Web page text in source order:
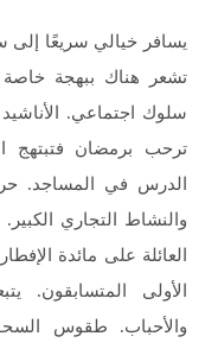
يسافر خيالي سريعًا إلى
تشعر هناك ببهجة
سلوك اجتماعي.
ترحب برمضان فتبتهج
الدرس في المساجد.
والنشاط التجاري
العائلة على مائدة
الأولى المتسابقون.
والأحباب. طقوس